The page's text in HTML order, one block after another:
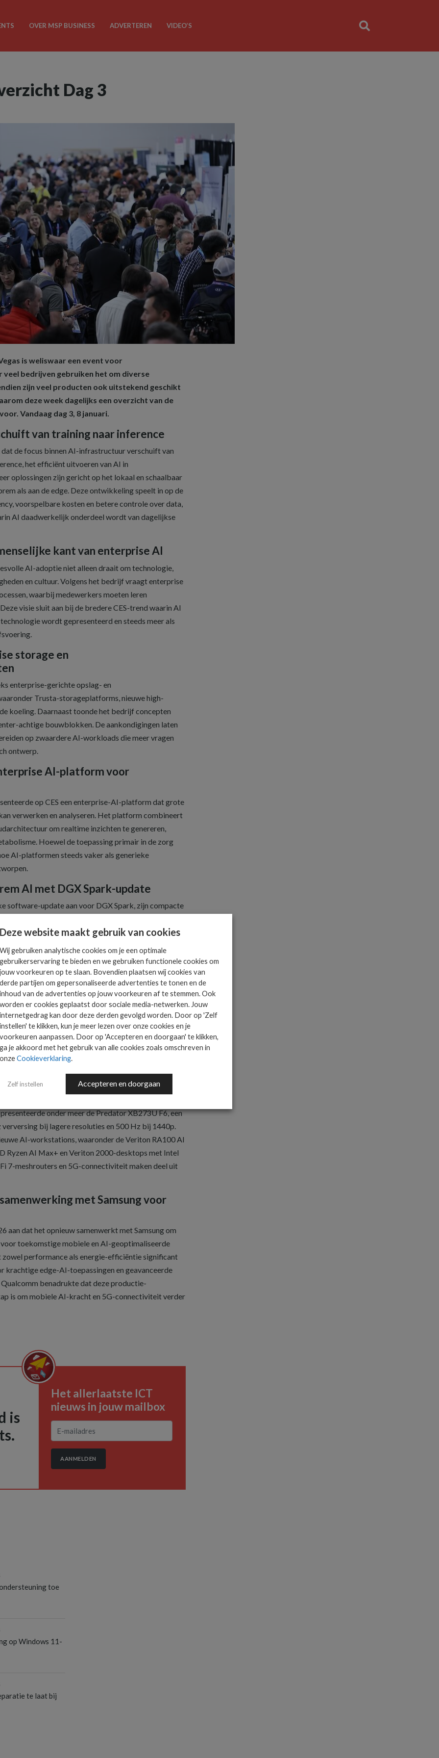
OVER MSP BUSINESS ADVERTEREN VIDEO’S
Dag 3
is weliswaar een event voor
bedrijven gebruiken het om diverse
zijn veel producten ook uitstekend geschikt
deze week dagelijks een overzicht van de
Vandaag dag 3, 8 januari.
van training naar inference
de focus binnen AI-infrastructuur verschuift van
het efficiënt uitvoeren van AI in
oplossingen zijn gericht op het lokaal en schaalbaar
als aan de edge. Deze ontwikkeling speelt in op de
voorspelbare kosten en betere controle over data,
AI daadwerkelijk onderdeel wordt van dagelijkse
kant van enterprise AI
AI-adoptie niet alleen draait om technologie,
en cultuur. Volgens het bedrijf vraagt enterprise
waarbij medewerkers moeten leren
visie sluit aan bij de bredere CES-trend waarin AI
wordt gepresenteerd en steeds meer als
storage en
enterprise-gerichte opslag- en
Trusta-storageplatforms, nieuwe high-
koeling. Daarnaast toonde het bedrijf concepten
achtige bouwblokken. De aankondigingen laten
op zwaardere AI-workloads die meer vragen
ontwerp.
AI-platform voor
op CES een enterprise-AI-platform dat grote
verwerken en analyseren. Het platform combineert
om realtime inzichten te genereren,
Hoewel de toepassing primair in de zorg
AI-platformen steeds vaker als generieke
AI met DGX Spark-update
software-update aan voor DGX Spark, zijn compacte
update verbetert prestaties voor inference en
DGX Spark te gebruiken als externe AI-
Daarmee positioneert NVIDIA het systeem
en datacenter, gericht op lokale AI-
130-inch micro RGB-display
’s werelds grootste micro RGB-display van 130
hoge helderheid met nauwkeurige kleurweergave
zoals digitale signage, visualisatie en
zien dat display-innovatie zich steeds meer richt op
en AI-workstations
te zetten op extreme verversingssnelheden en AI-
onder meer de Predator XB273U F6, een
bij lagere resoluties en 500 Hz bij 1440p.
AI-workstations, waaronder de Veriton RA100 AI
Ryzen AI Max+ en Veriton 2000-desktops met Intel
7-meshrouters en 5G-connectiviteit maken deel uit
met Samsung voor
aan dat het opnieuw samenwerkt met Samsung om
toekomstige mobiele en AI-geoptimaliseerde
zowel performance als energie-efficiëntie significant
krachtige edge-AI-toepassingen en geavanceerde
benadrukte dat deze productie-
is om mobiele AI-kracht en 5G-connectiviteit verder
is
Het allerlaatste ICT
nieuws in jouw mailbox
AANMELDEN
toe
op Windows 11-
te laat bij
Deze website maakt gebruik van cookies
Wij gebruiken analytische cookies om je een optimale
gebruikerservaring te bieden en we gebruiken functionele cookies om
jouw voorkeuren op te slaan. Bovendien plaatsen wij cookies van
derde partijen om gepersonaliseerde advertenties te tonen en de
inhoud van de advertenties op jouw voorkeuren af te stemmen. Ook
worden er cookies geplaatst door sociale media-netwerken. Jouw
internetgedrag kan door deze derden gevolgd worden. Door op 'Zelf
instellen' te klikken, kun je meer lezen over onze cookies en je
voorkeuren aanpassen. Door op 'Accepteren en doorgaan' te klikken,
ga je akkoord met het gebruik van alle cookies zoals omschreven in
onzeCookieverklaring.
Zelf instellen Accepteren en doorgaan